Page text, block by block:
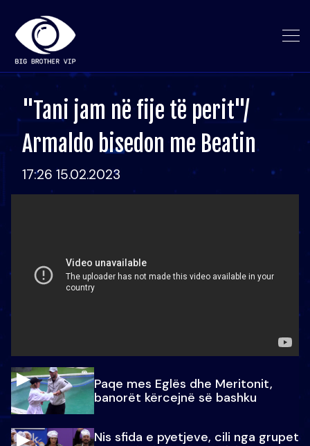
"Tani jam në fije të perit"/
Armaldo bisedon me Beatin
17:26 15.02.2023
Paqe mes Eglës dhe Meritonit,
banorët kërcejnë së bashku
Nis sfida e pyetjeve, cili nga grupet